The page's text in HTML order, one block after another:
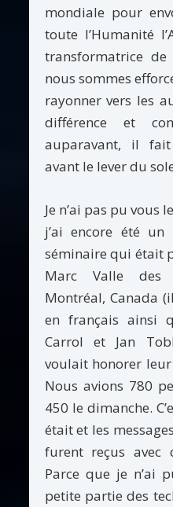
mondiale pour
toute l’Humanité
transformatrice
nous sommes
rayonner vers les
différence et
auparavant, il
avant le lever du
Je n’ai pas pu vous
j’ai encore été
séminaire qui était
Marc Valle des
Montréal, Canada
en français ainsi
Carrol et Jan
voulait honorer leur
Nous avions 780
450 le dimanche.
était et les
furent reçus avec
Parce que je n’ai
petite partie des